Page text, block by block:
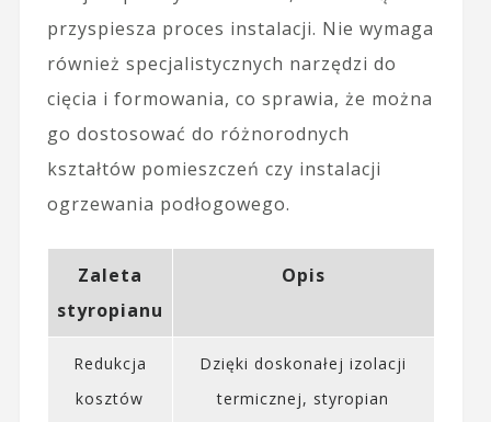
przyspiesza proces instalacji. Nie wymaga
również specjalistycznych narzędzi do
cięcia i formowania, co sprawia, że można
go dostosować do różnorodnych
kształtów pomieszczeń czy instalacji
ogrzewania podłogowego.
Zaleta
styropianu
Opis
Redukcja
kosztów
Dzięki doskonałej izolacji
termicznej, styropian